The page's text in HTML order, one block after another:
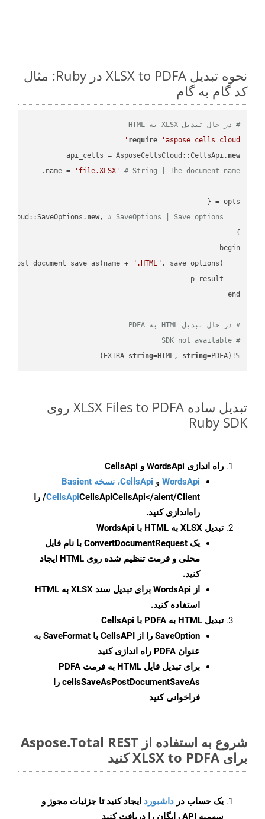
نحوه تبدیل XLSX to PDFA در Ruby: مثال
کد گام به گام
# در حال تبدیل XLSX به HTML
require
'aspose_cells_cloud'
api_cells = AsposeCellsCloud::CellsApi. new
name =
'file.XLSX' # String | The document name.
new, # SaveOptions | Save options.
".HTML"
# در حال تبدیل HTML به PDFA
# SDK not available
%!(EXTRA
string=HTML, string=PDFA)
تبدیل ساده XLSX Files to PDFA روی
Ruby SDK
راه اندازی WordsApi و CellsApi
WordsApi و CellsApi، نسخه Basient
CellsApiCellsApi
CellsApi</aient/Client/ را
راه‌اندازی کنید.
تبدیل XLSX به HTML با WordsApi
یک ConvertDocumentRequest با نام فایل
محلی و فرمت تنظیم شده روی HTML ایجاد
کنید.
از WordsApi برای تبدیل سند XLSX به HTML
استفاده کنید.
تبدیل HTML به PDFA با CellsApi
SaveOption
را از CellsAPI با SaveFormat به
عنوان PDFA راه اندازی کنید
برای تبدیل فایل HTML به فرمت
PDFA
cellsSaveAsPostDocumentSaveAs را
فراخوانی کنید
شروع به استفاده از Aspose.Total REST
برای XLSX to PDFA کنید
یک حساب در داشبورد ایجاد کنید تا جزئیات مجوز و
سهمیه API رایگان را دریافت کنید